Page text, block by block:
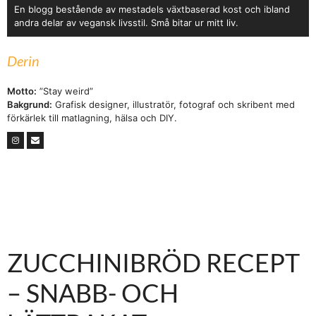
En blogg bestående av mestadels växtbaserad kost och ibland
andra delar av vegansk livsstil. Små bitar ur mitt liv.
Derin
Motto: ”Stay weird”
Bakgrund: Grafisk designer, illustratör, fotograf och skribent med
förkärlek till matlagning, hälsa och DIY.
ZUCCHINIBRÖD RECEPT
– SNABB- OCH